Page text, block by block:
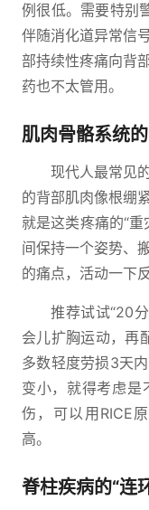
例很低。需要特别
伴随消化道异常信
部持续性疼痛向背
药也不太管用。
肌肉骨骼系统
现代人最常见
的背部肌肉像根绷
就是这类疼痛的“
间保持一个姿势、
的痛点，活动一下
推荐试试“20
会儿扩胸运动，再
多数轻度劳损3天
变小，就得考虑是
伤，可以用RICE
高。
脊柱疾病的“连